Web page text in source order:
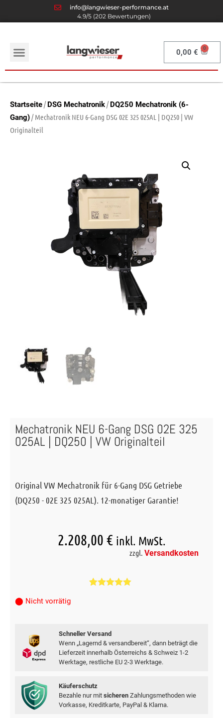
info@langwieser-performance.at
4.9/5 (202 Bewertungen)
0,00€
Startseite/DSG Mechatronik/DQ250 Mechatronik (6-
Gang)/ Mechatronik NEU 6-Gang DSG 02E 325 025AL | DQ250 | VW
Originalteil
Mechatronik NEU 6-Gang DSG 02E 325
025AL | DQ250 | VW Originalteil
Original VW Mechatronik für 6-Gang DSG Getriebe
(DQ250 - 02E 325 025AL). 12-monatiger Garantie!
2.208,00€ inkl. MwSt.
zzgl. Versandkosten
⬤ Nicht vorrätig
Schneller Versand
Wenn „Lagernd & versandbereit“, dann beträgt die
Lieferzeit innerhalb Österreichs & Schweiz 1-2
Werktage, restliche EU 2-3 Werktage.
Käuferschutz
Bezahle nur mit sicherenZahlungsmethoden wie
Vorkasse, Kreditkarte, PayPal & Klarna.